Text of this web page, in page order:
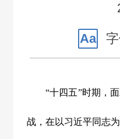
Aa 字
“十四五”时期，
战，在以习近平同志